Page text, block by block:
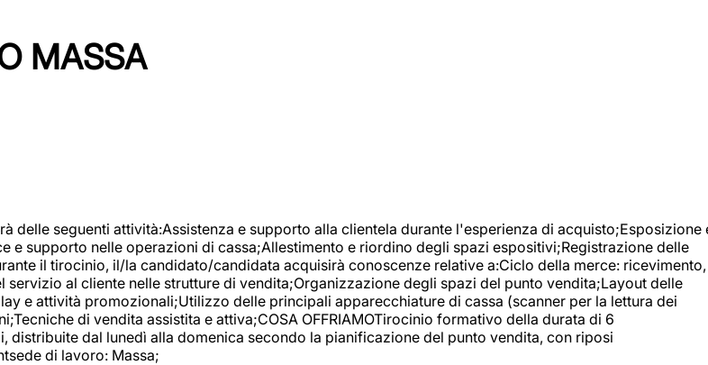
MASSA
seguenti attività:Assistenza e supporto alla clientela durante l'esperienza di acquisto;Esposizione
supporto nelle operazioni di cassa;Allestimento e riordino degli spazi espositivi;Registrazione delle
il tirocinio, il/la candidato/candidata acquisirà conoscenze relative a:Ciclo della merce: ricevimento,
al cliente nelle strutture di vendita;Organizzazione degli spazi del punto vendita;Layout delle
e attività promozionali;Utilizzo delle principali apparecchiature di cassa (scanner per la lettura dei
di vendita assistita e attiva;COSA OFFRIAMOTirocinio formativo della durata di 6
dal lunedì alla domenica secondo la pianificazione del punto vendita, con riposi
di lavoro: Massa;